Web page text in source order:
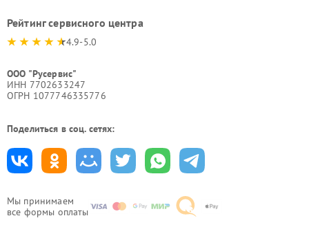
Мы принимаем
все формы оплаты
Рейтинг сервисного центра
4.9-5.0
ООО "Русервис"
ИНН 7702633247
ОГРН 1077746335776
Поделиться в соц. сетях: